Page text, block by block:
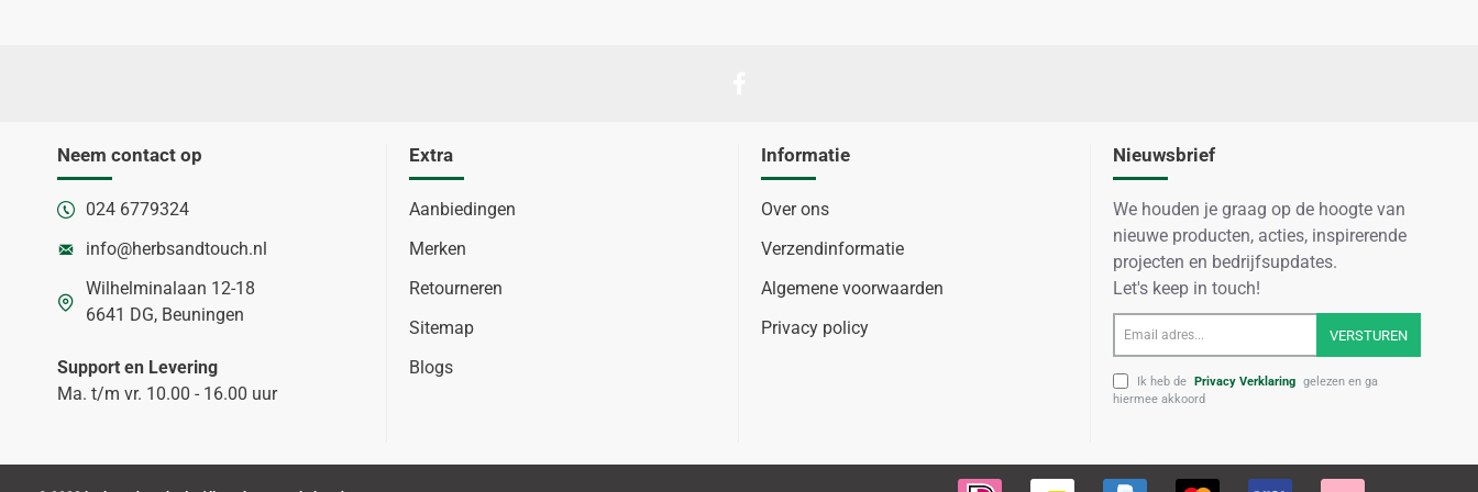
Neem contact op
024 6779324
info@herbsandtouch.nl
Wilhelminalaan 12-18
6641 DG, Beuningen
Support en Levering
Ma. t/m vr. 10.00 - 16.00 uur
Extra
Aanbiedingen
Merken
Retourneren
Sitemap
Blogs
Informatie
Over ons
Verzendinformatie
Algemene voorwaarden
Privacy policy
Nieuwsbrief
We houden je graag op de hoogte van
nieuwe producten, acties, inspirerende
projecten en bedrijfsupdates.
Let's keep in touch!
Email
adres...
VERSTUREN
Ik heb de Privacy Verklaring gelezen en ga
hiermee akkoord